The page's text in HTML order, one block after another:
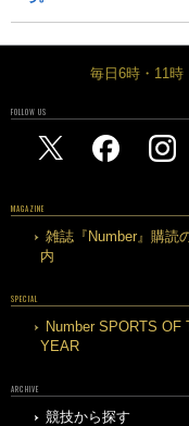
毎日6時・11時
FOLLOW US
MAGAZINE
雑誌『Number』購読
内
SPECIAL
Number SPORTS OF
YEAR
ARCHIVE
競技から探す